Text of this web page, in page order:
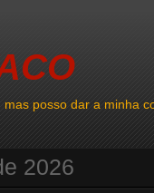
posso dar a minha
2026